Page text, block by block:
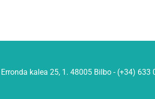
Erronda kalea 25, 1. 48005 Bilbo - (+34) 633